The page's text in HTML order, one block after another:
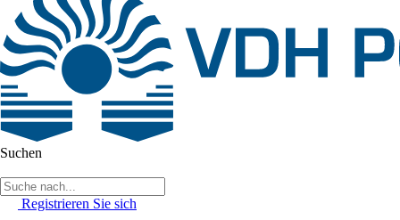
Suchen
Registrieren Sie sich